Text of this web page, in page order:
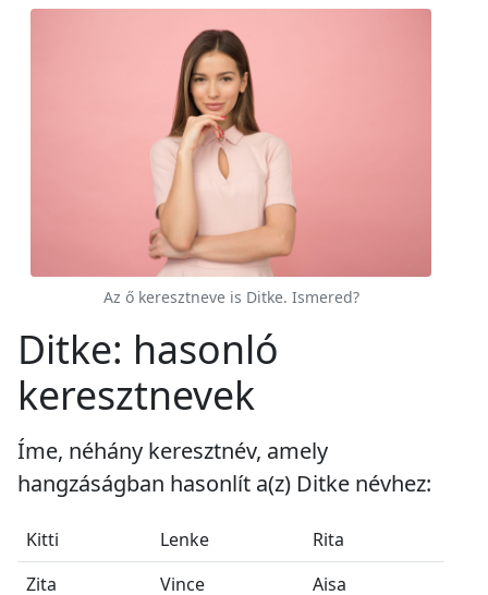
Az ő keresztneve is Ditke. Ismered?
Ditke: hasonló
keresztnevek
Íme, néhány keresztnév, amely
hangzáságban hasonlít a(z) Ditke névhez:
Kitti Lenke
Rita
Zita
Vince Aisa